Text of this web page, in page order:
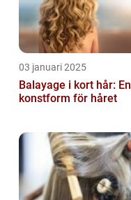
03 januari 2025
Balayage i kort hår: En
konstform för håret